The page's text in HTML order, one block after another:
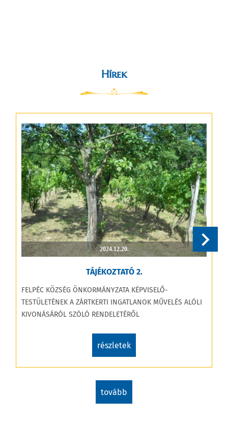
Hírek
2024.12.20.
TÁJÉKOZTATÓ 2.
FELPÉC KÖZSÉG ÖNKORMÁNYZATA KÉPVISELŐ-
TESTÜLETÉNEK A ZÁRTKERTI INGATLANOK MŰVELÉS ALÓLI
KIVONÁSÁRÓL SZÓLÓ RENDELETÉRŐL
részletek
tovább